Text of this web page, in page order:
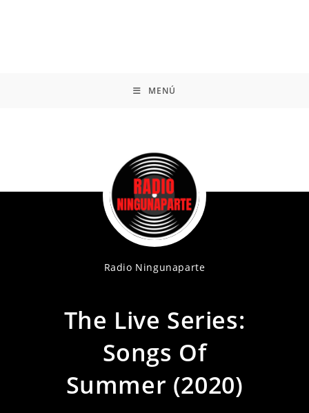
MENÚ
Radio Ningunaparte
The Live Series:
Songs Of
Summer (2020)